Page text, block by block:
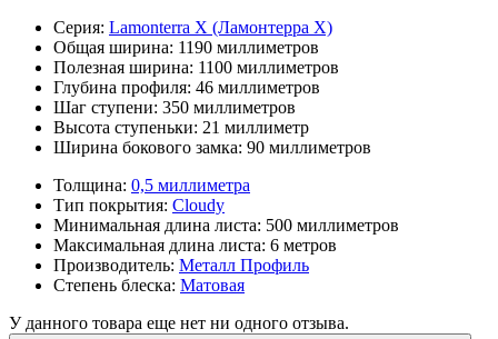
Серия: Lamonterra X (Ламонтерра Х)
Общая ширина: 1190 миллиметров
Полезная ширина: 1100 миллиметров
Глубина профиля: 46 миллиметров
Шаг ступени: 350 миллиметров
Высота ступеньки: 21 миллиметр
Ширина бокового замка: 90 миллиметров
Толщина: 0,5 миллиметра
Тип покрытия: Cloudy
Минимальная длина листа: 500 миллиметров
Максимальная длина листа: 6 метров
Производитель: Металл Профиль
Степень блеска: Матовая
У данного товара еще нет ни одного отзыва.